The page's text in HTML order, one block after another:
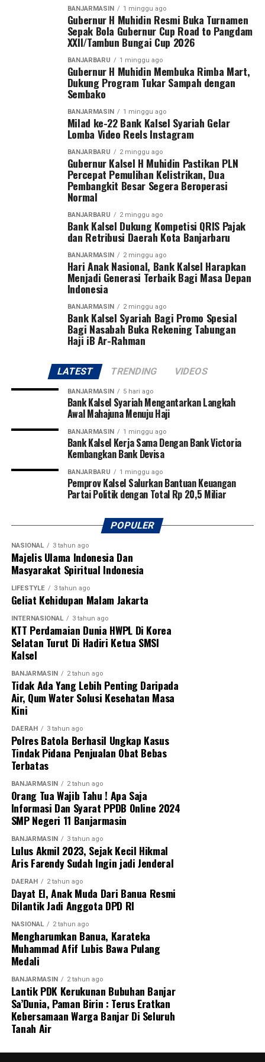
WhatsApp 0 Facebook 0
Messenger 0
dampak pemadaman bergilir dapat segera diatasi.
“Alhamdulillah, salah satu pembangkit yang sebelumnya
Juli 2026. Kami terus bekerja keras bersama seluruh
personel PLN dan berkoordinasi dengan seluruh
pengelola pembangkit agar unit yang masih dalam
perbaikan dapat segera beroperasi,” ujar Saleh Siswanto.
PLN katanya optimis setelah pembangkit Tanjung
Power Indonesia dan Unit 2 SKS Listrik Kalimantan
beroperasi penuh, pasokan daya akan kembali
mencukupi sehingga pemadaman bergilir dapat
“Dengan beroperasinya kembali kedua pembangkit
berkapasitas masing-masing 100 megawatt tersebut,
sistem interkoneksi kelistrikan Kalimantan Selatan,
Kalimantan Tengah, Timur dan Kalimantan Utara,
dipastikan akan semakin kuat dan andal dalam
memenuhi kebutuhan listrik masyarakat, ” pungkasnya.
Post Views: 22
Sebarkan
WhatsApp 0
Messenger 0 Twitter 0
Arahan pada materi rakor selanjutnya disampaikan
Sekdaprov Syarifuddin sesuai petunjuk Gubernur H
“Banyak arahan Bapak Gubernur untuk pelaksanaan
acara peringatan nantinya antinya, apalagi saat ini kita
dalam kondisi penghematan anggaran, ” ucap
Kendati demikian, Pemprov tetap menyediakan kegiatan
untuk masyarakat seperti hiburan dan angkutan gratis,
termasuk rencana penyediaan makanan gratis seperti
tahun lalu. [adv/adpim]
Post Views: 26
Sebarkan
WhatsApp 0 Facebook 0
Messenger 0
BANJARMASIN 1 minggu ago
Gubernur H Muhidin Resmi Buka Turnamen
Sepak Bola Gubernur Cup Road to Pangdam
XXII/Tambun Bungai Cup 2026
BANJARBARU 1 minggu ago
Gubernur H Muhidin Membuka Rimba Mart,
Dukung Program Tukar Sampah dengan
Sembako
BANJARMASIN 1 minggu ago
Milad ke-22 Bank Kalsel Syariah Gelar
Lomba Video Reels Instagram
BANJARBARU 2 minggu ago
Gubernur Kalsel H Muhidin Pastikan PLN
Percepat Pemulihan Kelistrikan, Dua
Pembangkit Besar Segera Beroperasi
Normal
BANJARBARU 2 minggu ago
Bank Kalsel Dukung Kompetisi QRIS Pajak
dan Retribusi Daerah Kota Banjarbaru
BANJARMASIN 2 minggu ago
Hari Anak Nasional, Bank Kalsel Harapkan
Menjadi Generasi Terbaik Bagi Masa Depan
Indonesia
BANJARMASIN 2 minggu ago
Bank Kalsel Syariah Bagi Promo Spesial
Bagi Nasabah Buka Rekening Tabungan
Haji iB Ar-Rahman
LATEST TRENDING VIDEOS
BANJARMASIN 5 hari ago
Bank Kalsel Syariah Mengantarkan Langkah
Awal Mahajuna Menuju Haji
BANJARMASIN 1 minggu ago
Bank Kalsel Kerja Sama Dengan Bank Victoria
Kembangkan Bank Devisa
BANJARBARU 1 minggu ago
Pemprov Kalsel Salurkan Bantuan Keuangan
Partai Politik dengan Total Rp 20,5 Miliar
POPULER
NASIONAL 3 tahun ago
Majelis Ulama Indonesia Dan
Masyarakat Spiritual Indonesia
LIFESTYLE 3 tahun ago
Geliat Kehidupan Malam Jakarta
INTERNASIONAL 3 tahun ago
KTT Perdamaian Dunia HWPL Di Korea
Selatan Turut Di Hadiri Ketua SMSI
Kalsel
BANJARMASIN 2 tahun ago
Tidak Ada Yang Lebih Penting Daripada
Air, Qum Water Solusi Kesehatan Masa
Kini
DAERAH 3 tahun ago
Polres Batola Berhasil Ungkap Kasus
Tindak Pidana Penjualan Obat Bebas
Terbatas
BANJARMASIN 2 tahun ago
Orang Tua Wajib Tahu ! Apa Saja
Informasi Dan Syarat PPDB Online 2024
SMP Negeri 11 Banjarmasin
BANJARMASIN 3 tahun ago
Lulus Akmil 2023, Sejak Kecil Hikmal
Aris Farendy Sudah Ingin jadi Jenderal
DAERAH 2 tahun ago
Dayat El, Anak Muda Dari Banua Resmi
Dilantik Jadi Anggota DPD RI
NASIONAL 2 tahun ago
Mengharumkan Banua, Karateka
Muhammad Afif Lubis Bawa Pulang
Medali
BANJARMASIN 2 tahun ago
Lantik PDK Kerukunan Bubuhan Banjar
Sa’Dunia, Paman Birin : Terus Eratkan
Kebersamaan Warga Banjar Di Seluruh
Tanah Air